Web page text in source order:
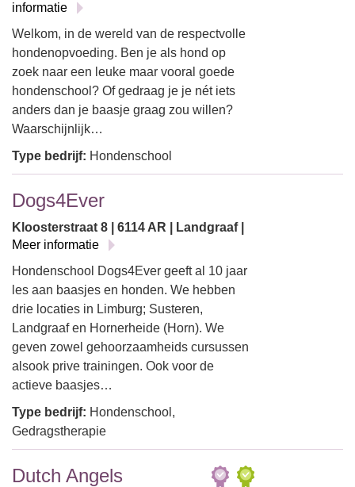
informatie
Welkom, in de wereld van de respectvolle
hondenopvoeding. Ben je als hond op
zoek naar een leuke maar vooral goede
hondenschool? Of gedraag je je nét iets
anders dan je baasje graag zou willen?
Waarschijnlijk…
Type bedrijf: Hondenschool
Dogs4Ever
Kloosterstraat 8 | 6114 AR | Landgraaf |
Meer informatie
Hondenschool Dogs4Ever geeft al 10 jaar
les aan baasjes en honden. We hebben
drie locaties in Limburg; Susteren,
Landgraaf en Hornerheide (Horn). We
geven zowel gehoorzaamheids cursussen
alsook prive trainingen. Ook voor de
actieve baasjes…
Type bedrijf: Hondenschool,
Gedragstherapie
Dutch Angels